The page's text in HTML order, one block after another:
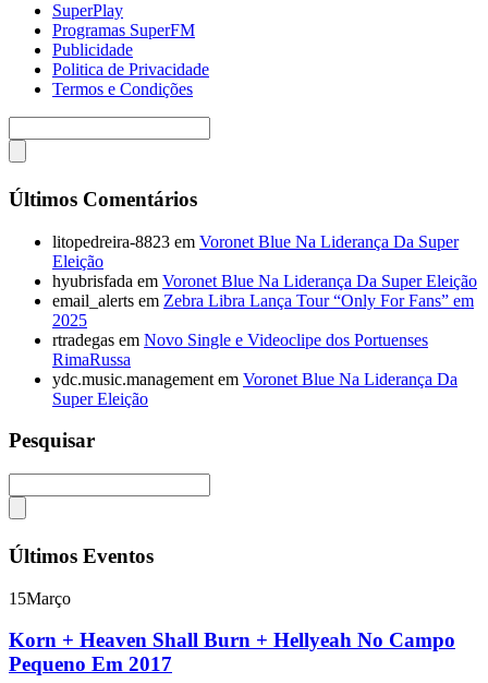
SuperPlay
Programas SuperFM
Publicidade
Politica de Privacidade
Termos e Condições
Últimos Comentários
litopedreira-8823 em Voronet Blue Na Liderança Da Super
Eleição
hyubrisfada em Voronet Blue Na Liderança Da Super Eleição
email_alerts em Zebra Libra Lança Tour “Only For Fans” em
2025
rtradegas em Novo Single e Videoclipe dos Portuenses
RimaRussa
ydc.music.management em Voronet Blue Na Liderança Da
Super Eleição
Pesquisar
Últimos Eventos
15Março
Korn + Heaven Shall Burn + Hellyeah No Campo
Pequeno Em 2017